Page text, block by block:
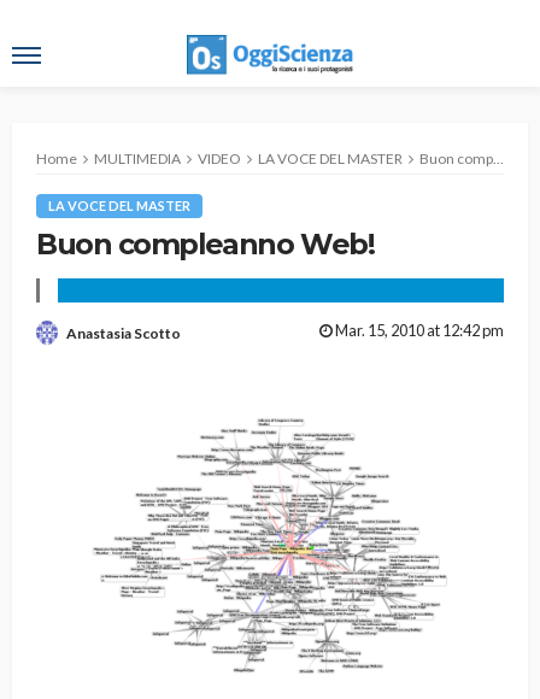
Home MULTIMEDIA VIDEO LA VOCE DEL MASTER Buon compleanno Web!
LA VOCE DEL MASTER
Buon compleanno Web!
Anastasia Scotto Mar. 15, 2010 at 12:42 pm